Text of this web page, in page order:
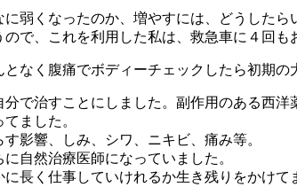
弱くなったのか、増やすには、どうしたら
で、これを利用した私は、救急車に４回も
なく腹痛でボディーチェックしたら初期の
で治すことにしました。副作用のある西洋
ました。
影響、しみ、シワ、ニキビ、痛み等。
自然治療医師になっていました。
長く仕事していけれるか生き残りをかけ